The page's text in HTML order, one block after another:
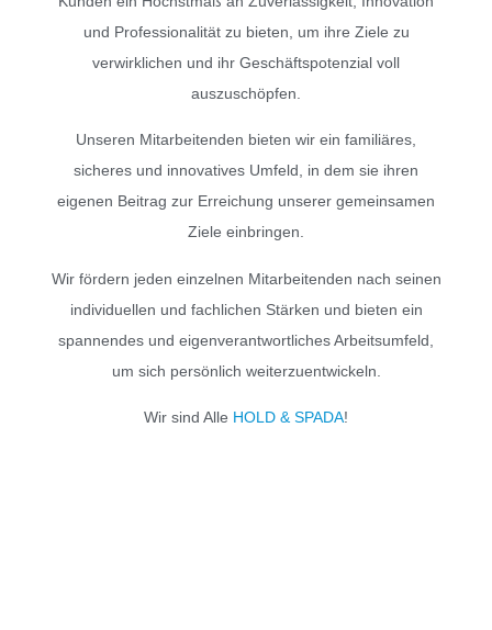
und Professionalität zu bieten, um ihre Ziele zu
verwirklichen und ihr Geschäftspotenzial voll
auszuschöpfen.
Unseren Mitarbeitenden bieten wir ein familiäres,
sicheres und innovatives Umfeld, in dem sie ihren
eigenen Beitrag zur Erreichung unserer gemeinsamen
Ziele einbringen.
Wir fördern jeden einzelnen Mitarbeitenden nach seinen
individuellen und fachlichen Stärken und bieten ein
spannendes und eigenverantwortliches Arbeitsumfeld,
um sich persönlich weiterzuentwickeln.
Wir sind Alle HOLD & SPADA!